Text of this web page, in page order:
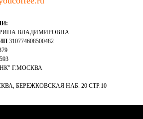
ВЛАДИМИРОВНА
310774608500482
Г.МОСКВА
БЕРЕЖКОВСКАЯ НАБ. 20 СТР.10